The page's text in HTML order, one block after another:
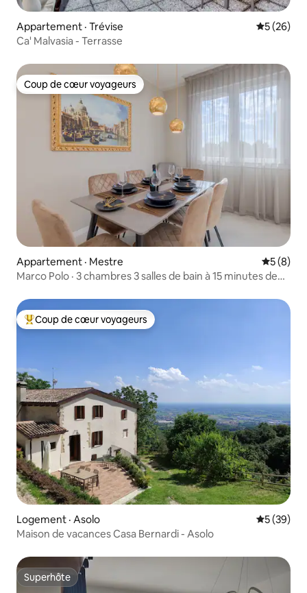
Appartement · Trévise Note
5 (26)
Ca' Malvasia - Terrasse
Coup de cœur voyageurs
Coup de cœur voyageurs
Appartement · Mestre Note
5 (8)
Marco Polo · 3 chambres 3 salles de bain à 15 minutes de
Coup de cœur voyageurs parmi les plus aimés
Coup de cœur voyageurs
Logement · Asolo Note
5 (39)
Maison de vacances Casa Bernardi - Asolo
Superhôte
Superhôte